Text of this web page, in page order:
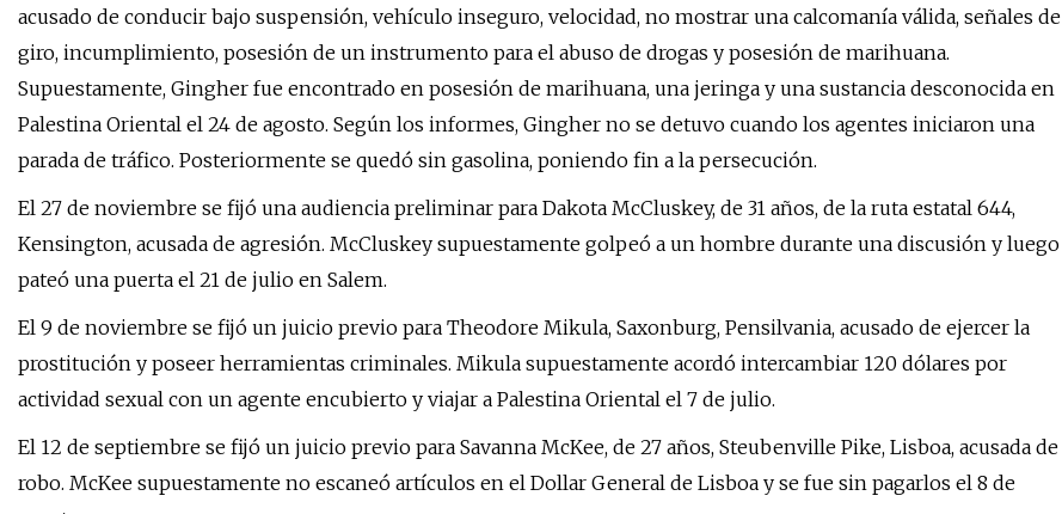
acusado de conducir bajo suspensión, vehículo inseguro, velocidad, no mostrar una calcomanía válida, señales de
giro, incumplimiento, posesión de un instrumento para el abuso de drogas y posesión de marihuana.
Supuestamente, Gingher fue encontrado en posesión de marihuana, una jeringa y una sustancia desconocida en
Palestina Oriental el 24 de agosto. Según los informes, Gingher no se detuvo cuando los agentes iniciaron una
parada de tráfico. Posteriormente se quedó sin gasolina, poniendo fin a la persecución.
El 27 de noviembre se fijó una audiencia preliminar para Dakota McCluskey, de 31 años, de la ruta estatal 644,
Kensington, acusada de agresión. McCluskey supuestamente golpeó a un hombre durante una discusión y luego
pateó una puerta el 21 de julio en Salem.
El 9 de noviembre se fijó un juicio previo para Theodore Mikula, Saxonburg, Pensilvania, acusado de ejercer la
prostitución y poseer herramientas criminales. Mikula supuestamente acordó intercambiar 120 dólares por
actividad sexual con un agente encubierto y viajar a Palestina Oriental el 7 de julio.
El 12 de septiembre se fijó un juicio previo para Savanna McKee, de 27 años, Steubenville Pike, Lisboa, acusada de
robo. McKee supuestamente no escaneó artículos en el Dollar General de Lisboa y se fue sin pagarlos el 8 de